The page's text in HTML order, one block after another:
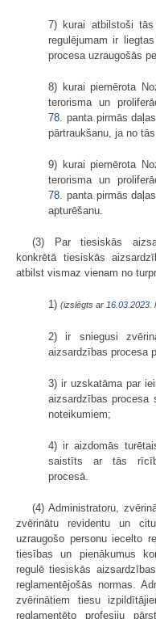
7) kurai atbilstoši
regulējumam ir
procesa uzraugošās
8) kurai piemērota
terorisma un
78. panta pirmās
pārtraukšanu, ja no
9) kurai piemērota
terorisma un
78. panta pirmās
apturēšanu.
(3) Par tiesiskās
konkrētā tiesiskās
atbilst vismaz vienam no
1) (izslēgts ar 16.03.2023
2) ir sniegusi
aizsardzības procesa
3) ir uzskatāma par
aizsardzības procesa
noteikumiem;
4) ir aizdomās
saistīts ar tās
procesā.
(4) Administratoru,
zvērinātu revidentu un
uzraugošo personu iecelto
tiesības un pienākumus
regulē tiesiskās
reglamentējošās normas.
zvērinātiem tiesu
reglamentēto profesiju